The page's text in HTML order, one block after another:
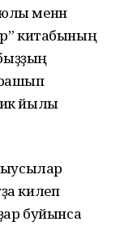
менән
китабының
йылы
килеп
буйынса